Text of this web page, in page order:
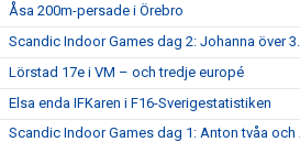
Åsa 200m-persade i Örebro
Scandic Indoor Games dag 2: Johanna över
Lörstad 17e i VM – och tredje europé
Elsa enda IFKaren i F16-Sverigestatistiken
Scandic Indoor Games dag 1: Anton tvåa och